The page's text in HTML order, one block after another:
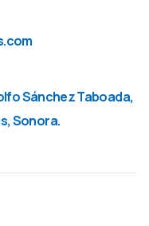
Sánchez Taboada,
Sonora.